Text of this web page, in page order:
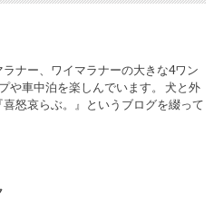
ナー、ワイマラナーの大きな4ワン
や車中泊を楽しんでいます。 犬と外
怒哀らぶ。』というブログを綴って